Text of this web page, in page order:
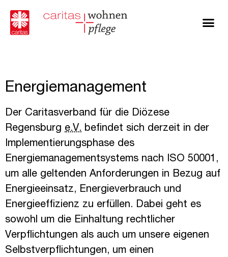
Energiemanagement
Der Caritasverband für die Diözese
Regensburg e.V. befindet sich derzeit in der
Implementierungsphase des
Energiemanagementsystems nach ISO 50001,
um alle geltenden Anforderungen in Bezug auf
Energieeinsatz, Energieverbrauch und
Energieeffizienz zu erfüllen. Dabei geht es
sowohl um die Einhaltung rechtlicher
Verpflichtungen als auch um unsere eigenen
Selbstverpflichtungen, um einen